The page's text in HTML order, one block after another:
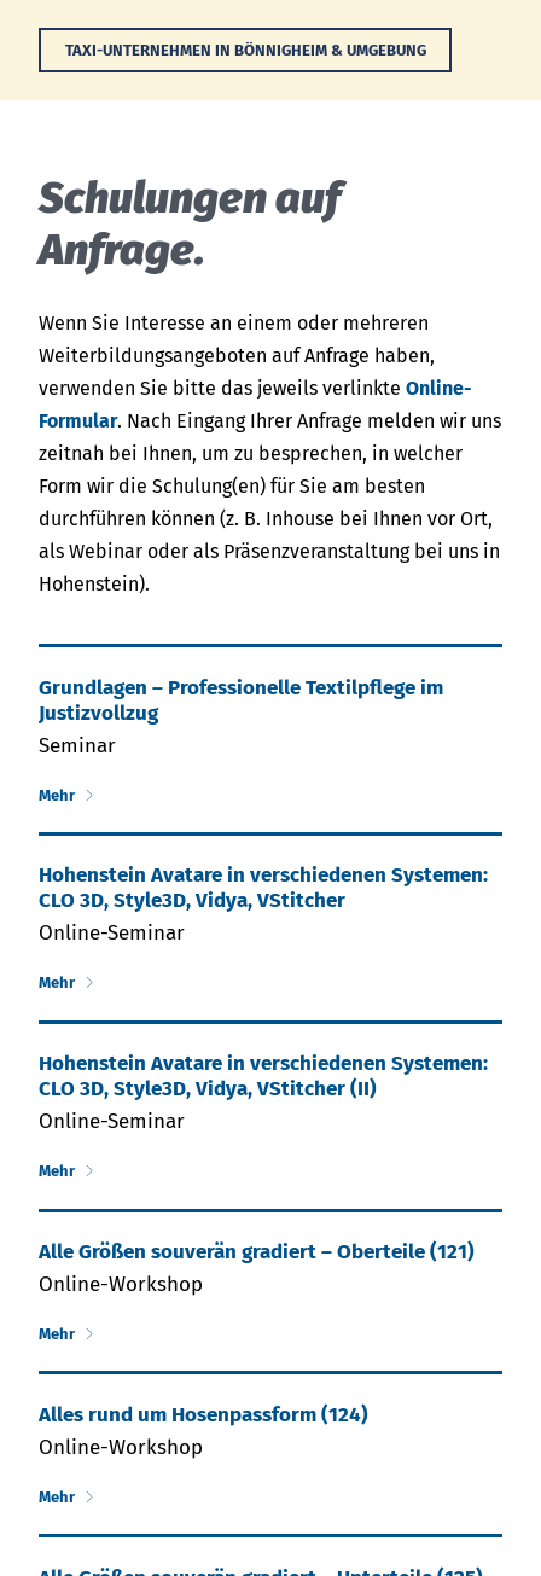
TAXI-UNTERNEHMEN IN BÖNNIGHEIM & UMGEBUNG
Schulungen auf
Anfrage.
Wenn Sie Interesse an einem oder mehreren
Weiterbildungsangeboten auf Anfrage haben,
verwenden Sie bitte das jeweils verlinkte Online-
Formular. Nach Eingang Ihrer Anfrage melden wir uns
zeitnah bei Ihnen, um zu besprechen, in welcher
Form wir die Schulung(en) für Sie am besten
durchführen können (z. B. Inhouse bei Ihnen vor Ort,
als Webinar oder als Präsenzveranstaltung bei uns in
Hohenstein).
Grundlagen – Professionelle Textilpflege im
Justizvollzug
Seminar
Mehr
Hohenstein Ava­ta­re in ver­schie­den­en Syste­men:
CLO 3D, Style3D, Vidya, VStitcher
Online-Seminar
Mehr
Hohenstein Ava­ta­re in ver­schie­den­en Syste­men:
CLO 3D, Style3D, Vidya, VStitcher (II)
Online-Seminar
Mehr
Al­le Grö­ßen sou­ve­rän gra­diert – Ober­tei­le (121)
Online-Workshop
Mehr
Al­les rund um Ho­sen­­pass­form (124)
Online-Workshop
Mehr